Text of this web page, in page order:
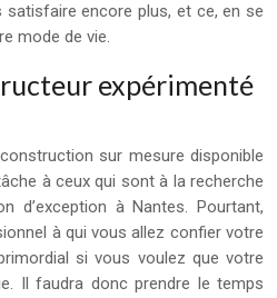
satisfaire encore plus, et ce, en se
mode de vie.
expérimenté
sur mesure disponible
à ceux qui sont à la recherche
d’exception à Nantes. Pourtant,
à qui vous allez confier votre
si vous voulez que votre
Il faudra donc prendre le temps